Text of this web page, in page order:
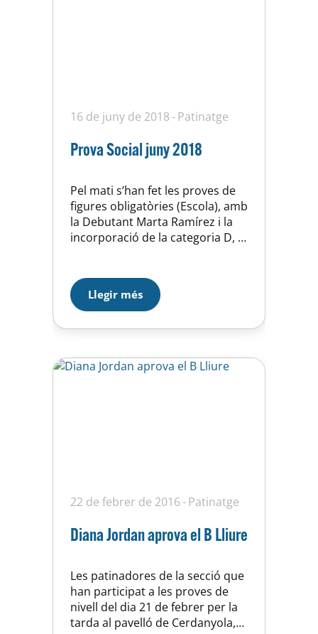
16 de juny de 2018 Patinatge
Prova Social juny 2018
Pel mati s’han fet les proves de
figures obligatòries (Escola), amb
la Debutant Marta Ramírez i la
incorporació de la categoria D, i
petites (E) han fet la seva
primera competició per mostrar
els seus progressos. Al finalitzar
la patinadora de l’equip Monica…
Llegir més
22 de febrer de 2016 Patinatge
Diana Jordan aprova el B Lliure
Les patinadores de la secció que
han participat a les proves de
nivell del dia 21 de febrer per la
tarda al pavelló de Cerdanyola,